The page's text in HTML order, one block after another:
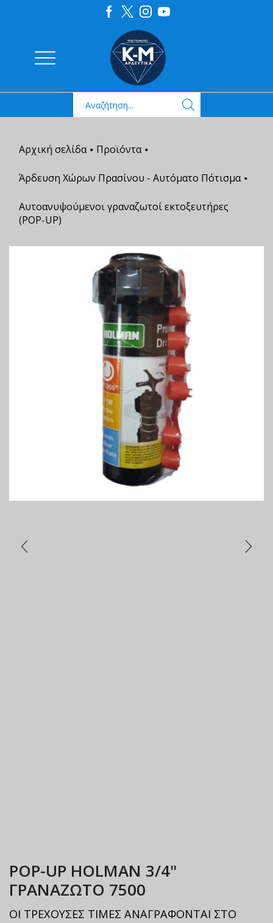
Αρχική σελίδα • Προϊόντα •
Άρδευση Χώρων Πρασίνου - Αυτόματο Πότισμα •
Αυτοανυψούμενοι γραναζωτοί εκτοξευτήρες
(POP-UP)
ΡΟΡ-UP HOLMAN 3/4"
ΓΡΑΝΑΖΩΤΟ 7500
ΟΙ ΤΡΕΧΟΥΣΕΣ ΤΙΜΕΣ ΑΝΑΓΡΑΦΟΝΤΑΙ ΣΤΟ